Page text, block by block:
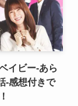
イビー-あら
-感想付きで